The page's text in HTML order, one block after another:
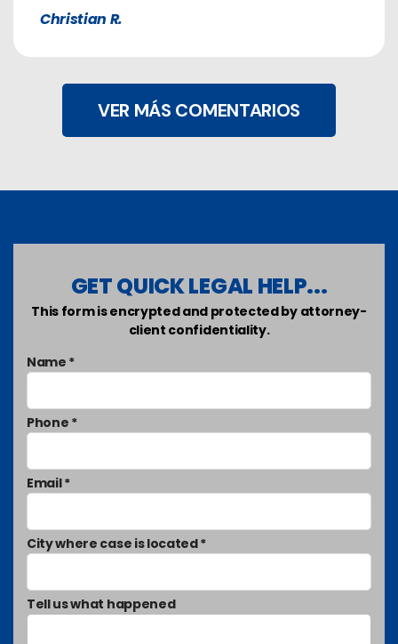
Christian R.
VER MÁS COMENTARIOS
GET QUICK LEGAL HELP...
This form is encrypted and protected by attorney-
client confidentiality.
Name *
Phone *
Email *
City where case is located *
Tell us what happened